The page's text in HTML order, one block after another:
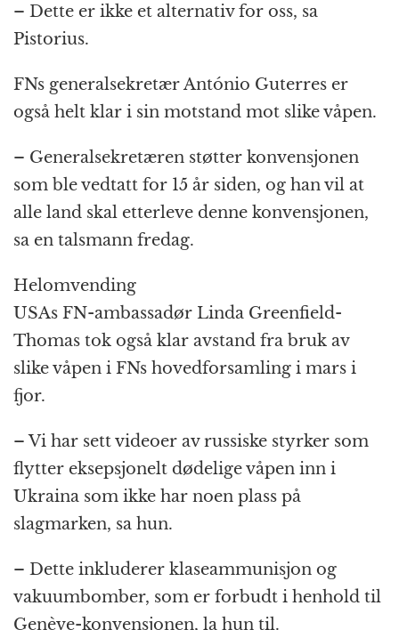
– Dette er ikke et alternativ for oss, sa
Pistorius.
FNs generalsekretær António Guterres er
også helt klar i sin motstand mot slike våpen.
– Generalsekretæren støtter konvensjonen
som ble vedtatt for 15 år siden, og han vil at
alle land skal etterleve denne konvensjonen,
sa en talsmann fredag.
Helomvending
USAs FN-ambassadør Linda Greenfield-
Thomas tok også klar avstand fra bruk av
slike våpen i FNs hovedforsamling i mars i
fjor.
– Vi har sett videoer av russiske styrker som
flytter eksepsjonelt dødelige våpen inn i
Ukraina som ikke har noen plass på
slagmarken, sa hun.
– Dette inkluderer klaseammunisjon og
vakuumbomber, som er forbudt i henhold til
Genève-konvensjonen, la hun til.